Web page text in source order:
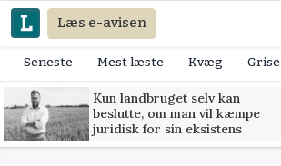
Læs e-avisen
Seneste Mest læste Kvæg Grise
Kun landbruget selv kan
beslutte, om man vil kæmpe
juridisk for sin eksistens